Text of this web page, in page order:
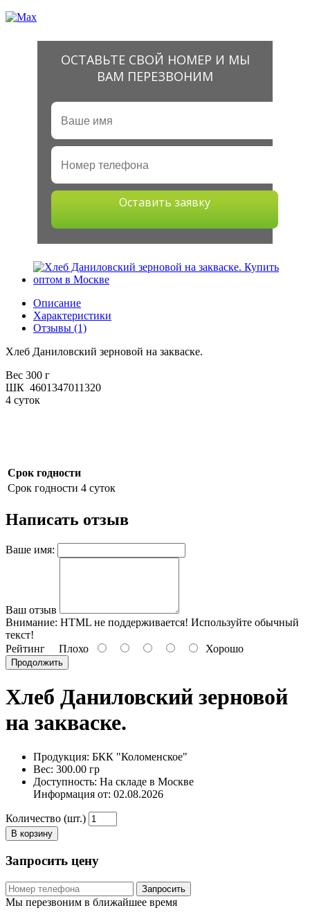
ОСТАВЬТЕ СВОЙ НОМЕР И МЫ
ВАМ ПЕРЕЗВОНИМ
Оставить заявку
Описание
Характеристики
Отзывы (1)
Хлеб Даниловский зерновой на закваске.
Вес 300 г
ШК 4601347011320
4 суток
Срок годности
Срок годности 4 суток
Написать отзыв
Ваше имя:
Ваш отзыв
Внимание: HTML не поддерживается! Используйте обычный
текст!
Рейтинг Плохо Хорошо
Продолжить
Хлеб Даниловский зерновой
на закваске.
Продукция: БКК "Коломенское"
Вес: 300.00 гр
Доступность: На складе в Москве
Информация от: 02.08.2026
Количество (шт.)
В корзину
Запросить цену
Запросить
Мы перезвоним в ближайшее время